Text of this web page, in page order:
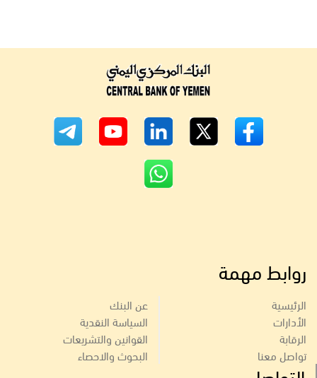
روابط مهمة
الرئيسية
الأدارات
الرقابة
تواصل معنا
عن البنك
السياسة النقدية
القوانين والتشريعات
البحوث والاحصاء